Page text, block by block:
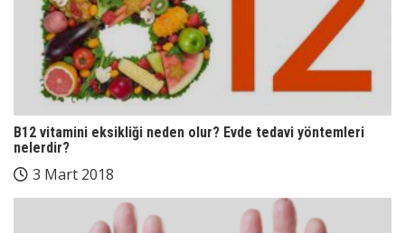
B12 vitamini eksikliği neden olur? Evde tedavi yöntemleri
nelerdir?
3 Mart 2018